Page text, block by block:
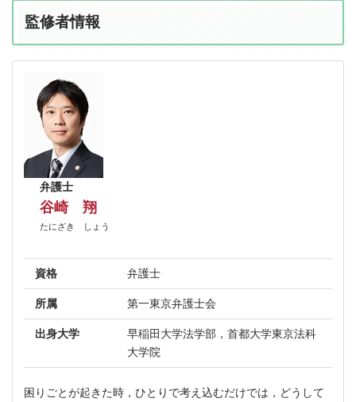
監修者情報
弁護士
谷崎 翔
たにざき しょう
資格 弁護士
所属 第一東京弁護士会
出身大学
早稲田大学法学部，首都大学東京法科
大学院
困りごとが起きた時，ひとりで考え込むだけでは，どうして